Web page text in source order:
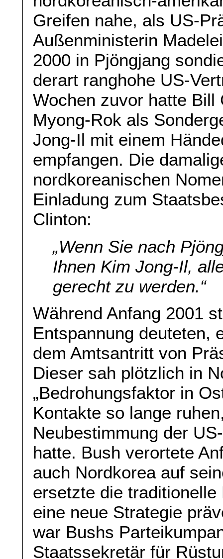
Greifen nahe, als US-
Außenministerin
2000 in Pjöngjang
derart ranghohe US-
Wochen zuvor hatte
Myong-Rok als
Jong-Il mit einem
empfangen. Die
nordkoreanischen
Einladung zum
Clinton:
„Wenn Sie nach
Ihnen Kim Jong-Il,
gerecht zu werden.“
Während Anfang 2001
Entspannung deuteten,
dem Amtsantritt von
Dieser sah plötzlich in
„Bedrohungsfaktor in
Kontakte so lange
Neubestimmung der
hatte. Bush verortete
auch Nordkorea auf
ersetzte die
eine neue Strategie
war Bushs
Staatssekretär für